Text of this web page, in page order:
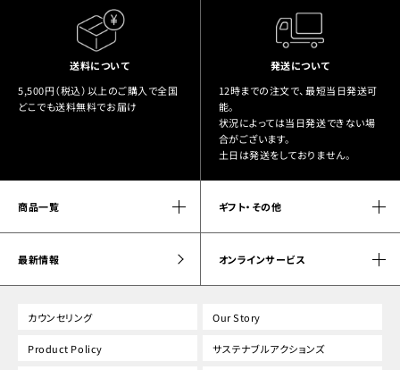
送料について
5,500円（税込）以上のご購入で全国
どこでも送料無料でお届け
発送について
12時までの注文で、最短当日発送可
能。
状況によっては当日発送できない場
合がございます。
土日は発送をしておりません。
商品一覧 ギフト・その他
最新情報 オンラインサービス
カウンセリング Our Story
Product Policy サステナブルアクションズ